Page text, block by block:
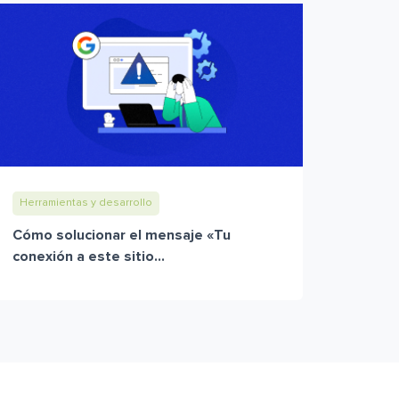
Herramientas y desarrollo
Cómo solucionar el mensaje «Tu
conexión a este sitio...